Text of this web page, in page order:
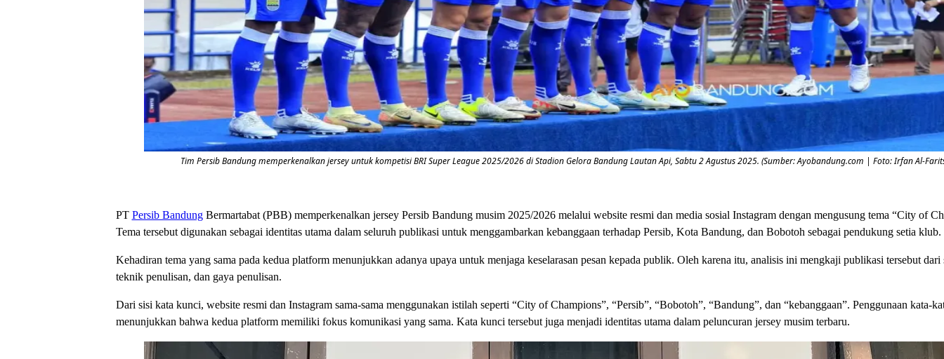
Tim Persib Bandung memperkenalkan jersey untuk kompetisi BRI Super League 2025/2026 di Stadion Gelora Bandung Lautan Api, Sabtu 2 Agustus 2025. (Sumber: Ayobandung.com | Foto: Irfan Al-
PT Persib BandungBermartabat (PBB) memperkenalkan jersey Persib Bandung musim 2025/2026 melalui website resmi dan media sosial Instagram dengan mengusung tema “City of
Tema tersebut digunakan sebagai identitas utama dalam seluruh publikasi untuk menggambarkan kebanggaan terhadap Persib, Kota Bandung, dan Bobotoh sebagai pendukung setia klub.
Kehadiran tema yang sama pada kedua platform menunjukkan adanya upaya untuk menjaga keselarasan pesan kepada publik. Oleh karena itu, analisis ini mengkaji publikasi tersebut
teknik penulisan, dan gaya penulisan.
Dari sisi kata kunci, website resmi dan Instagram sama-sama menggunakan istilah seperti “City of Champions”, “Persib”, “Bobotoh”, “Bandung”, dan “kebanggaan”. Penggunaan kata-
menunjukkan bahwa kedua platform memiliki fokus komunikasi yang sama. Kata kunci tersebut juga menjadi identitas utama dalam peluncuran jersey musim terbaru.